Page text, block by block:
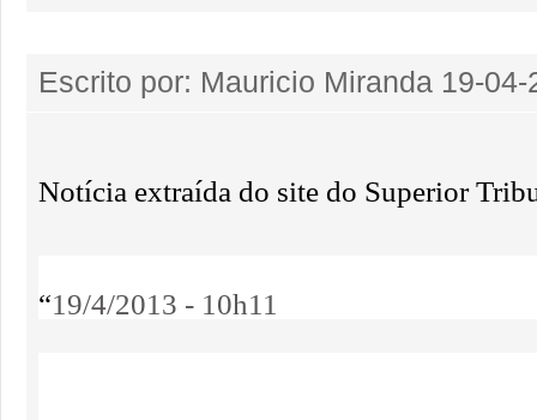
Escrito por: Mauricio Miranda 19-04-
Notícia extraída do site do Superior
“19/4/2013 - 10h11